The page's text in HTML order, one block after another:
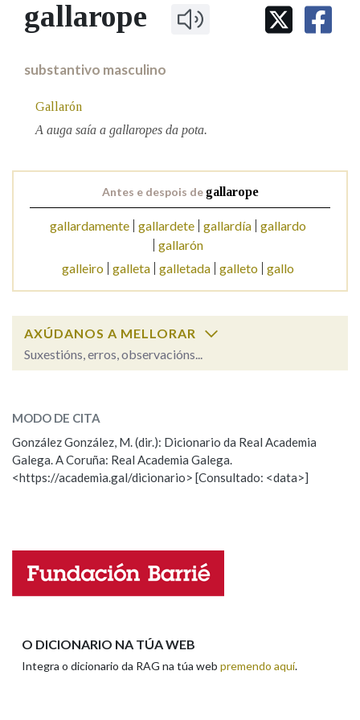
IDENTIDADE CORPORATIVA
MARCIAL DEL ADALID
FIGURAS HOMENAXEADAS
Facebook
TwitterYoutubeInstagram
Bluesky
BUSCAR NOS LEMAS
Remata por
Contén
BUSCAR NO CONTIDO
Nos exemplos
OUTRAS OPCIÓNS DE BUSCA
Pertence a
LIMPAR
gallarope
substantivo masculino
Gallarón
A auga saía a gallaropes da pota.
Antes e despois degallarope
gallardamente gallardete gallardía gallardo
gallarón
galleiro galleta galletada galleto gallo
AXÚDANOS A MELLORAR
Suxestións, erros, observacións...
ESCOLLE UNHA OPCIÓN:
Observación Hai un erro na palabra
Propoño mellorar a definición
Nome
MODO DE CITA
González González, M. (dir.): Dicionario da Real Academia
Galega. A Coruña: Real Academia Galega.
<https://academia.gal/dicionario> [Consultado: <data>]
O DICIONARIO NA TÚA WEB
Integra o dicionario da RAG na túa web premendo aquí.